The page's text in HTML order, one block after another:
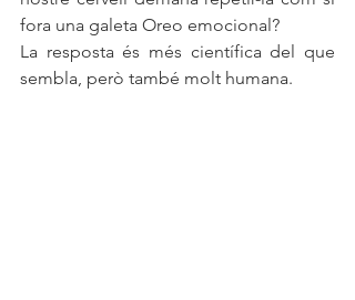
fora una galeta Oreo emocional?
La resposta és més científica del que
sembla, però també molt humana.